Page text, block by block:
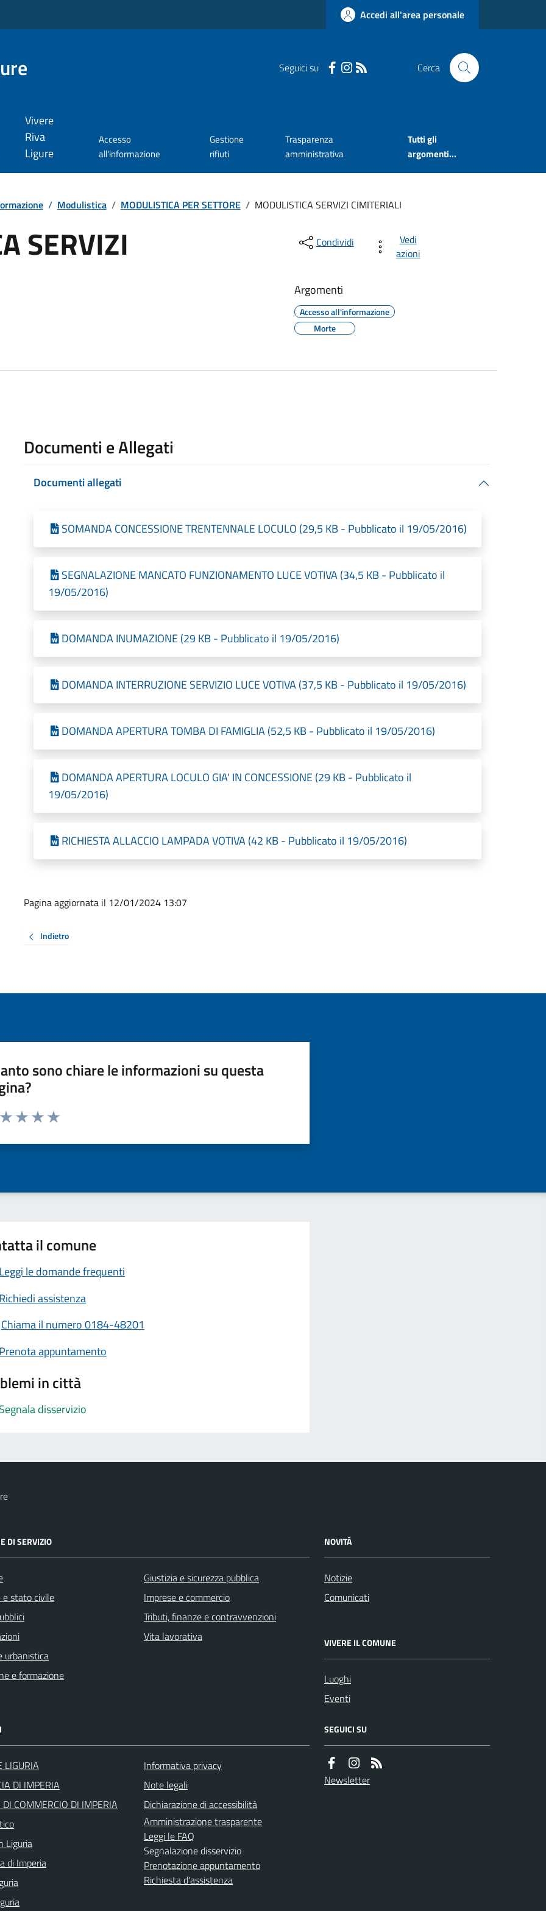
Accedi all'area personale
Seguici su Cerca
Vivere
Riva
Ligure
Accesso
all'informazione
Gestione
rifiuti
Trasparenza
amministrativa
Tutti gli
argomenti...
/ Modulistica / MODULISTICA PER SETTORE / MODULISTICA SERVIZI CIMITERIALI
SERVIZI Condividi
Vedi
azioni
Argomenti
Accesso all'informazione
Morte
Documenti e Allegati
Documenti allegati
SOMANDA CONCESSIONE TRENTENNALE LOCULO (29,5 KB - Pubblicato il 19/05/2016)
SEGNALAZIONE MANCATO FUNZIONAMENTO LUCE VOTIVA (34,5 KB - Pubblicato il
19/05/2016)
DOMANDA INUMAZIONE (29 KB - Pubblicato il 19/05/2016)
DOMANDA INTERRUZIONE SERVIZIO LUCE VOTIVA (37,5 KB - Pubblicato il 19/05/2016)
DOMANDA APERTURA TOMBA DI FAMIGLIA (52,5 KB - Pubblicato il 19/05/2016)
DOMANDA APERTURA LOCULO GIA' IN CONCESSIONE (29 KB - Pubblicato il
19/05/2016)
RICHIESTA ALLACCIO LAMPADA VOTIVA (42 KB - Pubblicato il 19/05/2016)
Pagina aggiornata il 12/01/2024 13:07
Indietro
sono chiare le informazioni su questa
da 1 a 5 stelle la pagina
il comune
Leggi le domande frequenti
Richiedi assistenza
Chiama il numero 0184-48201
Prenota appuntamento
in città
Segnala disservizio
DI SERVIZIO
e stato civile
urbanistica
e formazione
Giustizia e sicurezza pubblica
Imprese e commercio
Tributi, finanze e contravvenzioni
Vita lavorativa
NOVITÀ
Notizie
Comunicati
VIVERE IL COMUNE
Luoghi
Eventi
LIGURIA
DI IMPERIA
COMMERCIO DI IMPERIA
Liguria
di Imperia
Informativa privacy
Note legali
Dichiarazione di accessibilità
Amministrazione trasparente
Leggi le FAQ
Segnalazione disservizio
Prenotazione appuntamento
Richiesta d'assistenza
SEGUICI SU
Newsletter